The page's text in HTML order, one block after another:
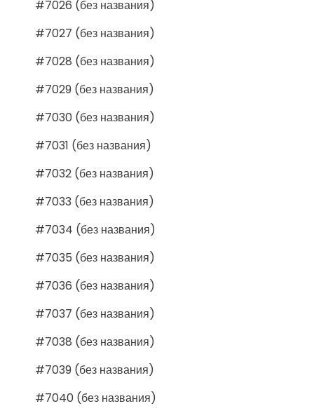
#7026 (без названия)
#7027 (без названия)
#7028 (без названия)
#7029 (без названия)
#7030 (без названия)
#7031 (без названия)
#7032 (без названия)
#7033 (без названия)
#7034 (без названия)
#7035 (без названия)
#7036 (без названия)
#7037 (без названия)
#7038 (без названия)
#7039 (без названия)
#7040 (без названия)